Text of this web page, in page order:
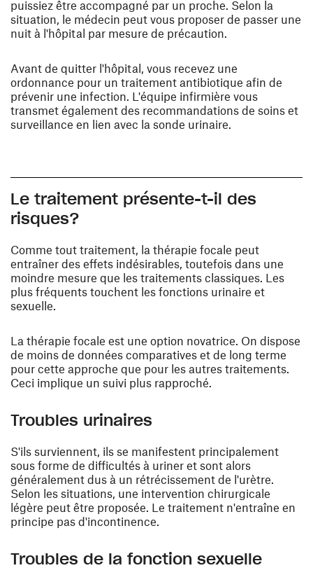
puissiez être accompagné par un proche. Selon la
situation, le médecin peut vous proposer de passer une
nuit à l'hôpital par mesure de précaution.
Avant de quitter l'hôpital, vous recevez une
ordonnance pour un traitement antibiotique afin de
prévenir une infection. L'équipe infirmière vous
transmet également des recommandations de soins et
surveillance en lien avec la sonde urinaire .
Le traitement présente-t-il des
risques?
Comme tout traitement, la thérapie focale peut
entraîner des effets indésirables, toutefois dans une
moindre mesure que les traitements classiques. Les
plus fréquents touchent les fonctions urinaire et
sexuelle.
La thérapie focale est une option novatrice. On dispose
de moins de données comparatives et de long terme
pour cette approche que pour les autres traitements.
Ceci implique un suivi plus rapproché.
Troubles urinaires
S'ils surviennent, ils se manifestent principalement
sous forme de difficultés à uriner et sont alors
généralement dus à un rétrécissement de l'urètre.
Selon les situations, une intervention chirurgicale
légère peut être proposée. Le traitement n'entraîne en
principe pas d'incontinence.
Troubles de la fonction sexuelle